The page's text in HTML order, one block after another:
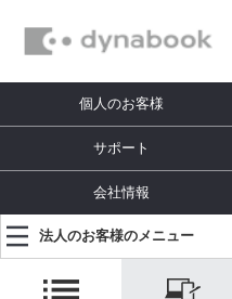
個人のお客様
サポート
会社情報
法人のお客様のメニュー